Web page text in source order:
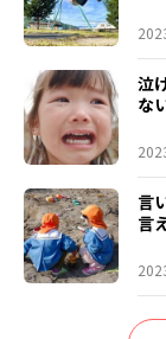
泣
な
言
言